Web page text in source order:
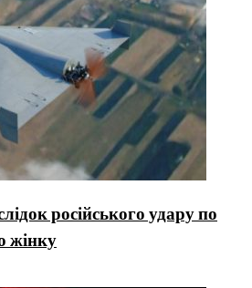
російського удару по
жінку